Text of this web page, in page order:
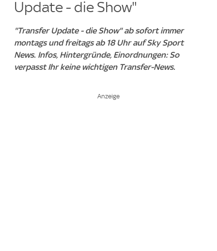
Update - die Show"
"Transfer Update - die Show" ab sofort immer
montags und freitags ab 18 Uhr auf Sky Sport
News. Infos, Hintergründe, Einordnungen: So
verpasst Ihr keine wichtigen Transfer-News.